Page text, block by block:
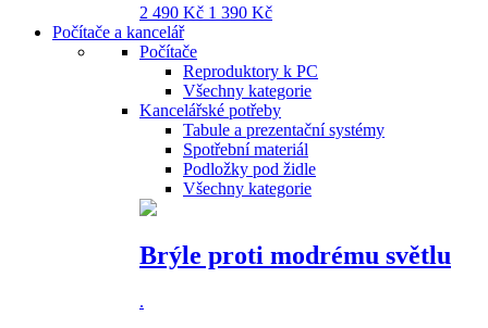
2 490 Kč 1 390 Kč
Počítače a kancelář
Počítače
Reproduktory k PC
Všechny kategorie
Kancelářské potřeby
Tabule a prezentační systémy
Spotřební materiál
Podložky pod židle
Všechny kategorie
Brýle proti modrému světlu
.